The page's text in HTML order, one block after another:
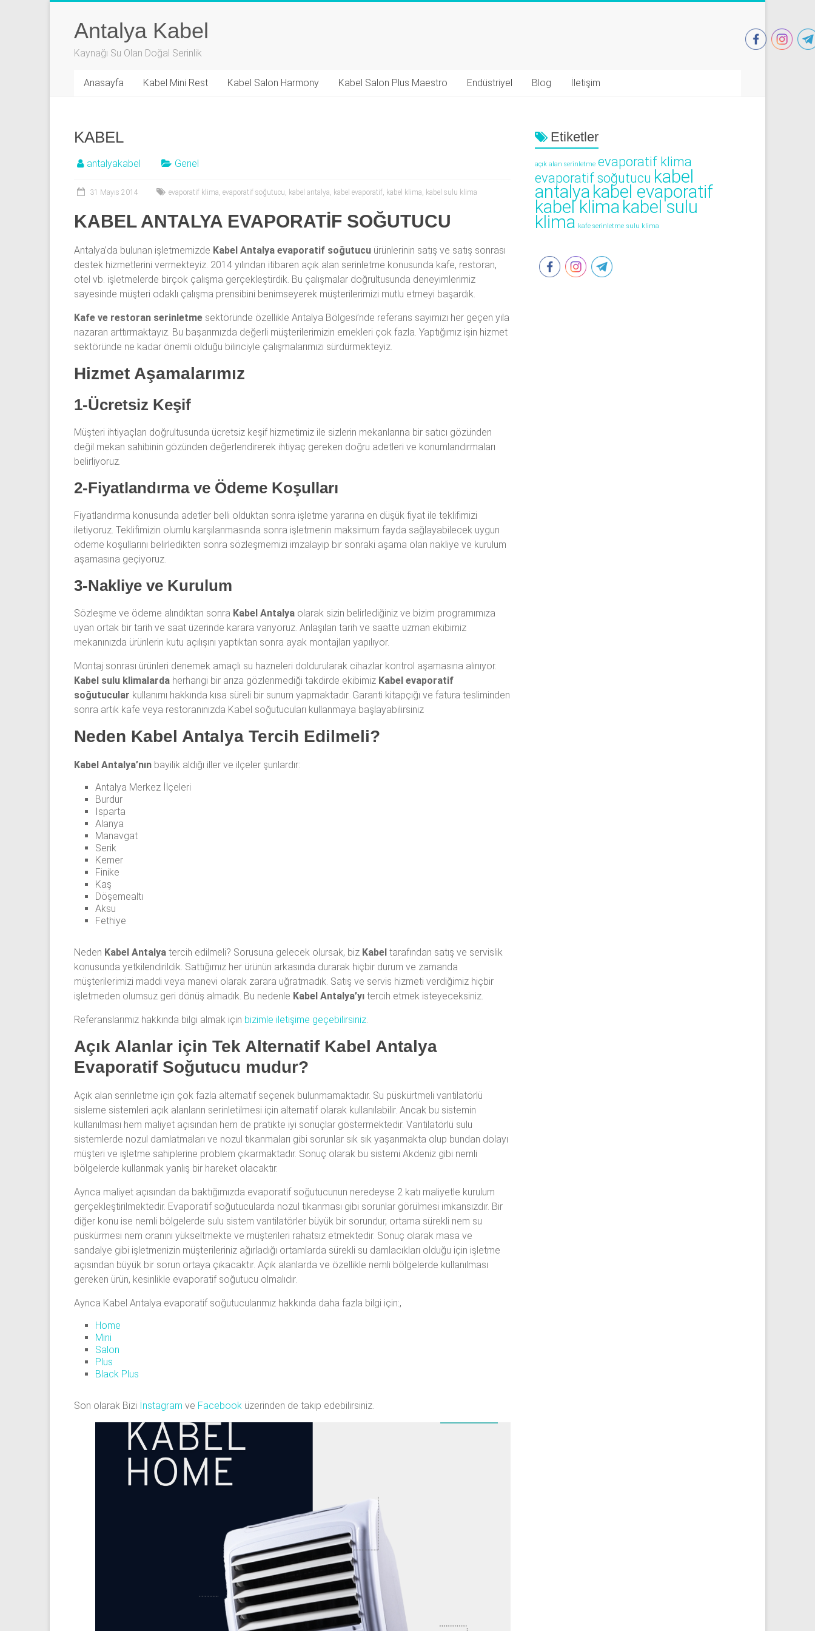
contentAntalya Kabel
Kaynağı Su Olan Doğal Serinlik
Anasayfa Kabel Mini Rest Kabel Salon Harmony Kabel Salon Plus Maestro Endüstriyel Blog İletişim
KABEL
antalyakabel Genel
31 Mayıs 2014 evaporatif klima, evaporatif soğutucu, kabel antalya, kabel evaporatif, kabel klima, kabel sulu klima
KABEL ANTALYA EVAPORATİF SOĞUTUCU
Antalya’da bulunan işletmemizde Kabel Antalya evaporatif soğutucu ürünlerinin satış ve satış sonrası
destek hizmetlerini vermekteyiz. 2014 yılından itibaren açık alan serinletme konusunda kafe, restoran,
otel vb. işletmelerde birçok çalışma gerçekleştirdik. Bu çalışmalar doğrultusunda deneyimlerimiz
sayesinde müşteri odaklı çalışma prensibini benimseyerek müşterilerimizi mutlu etmeyi başardık.
Kafe ve restoran serinletme sektöründe özellikle Antalya Bölgesi’nde referans sayımızı her geçen yıla
nazaran arttırmaktayız. Bu başarımızda değerli müşterilerimizin emekleri çok fazla. Yaptığımız işin hizmet
sektöründe ne kadar önemli olduğu bilinciyle çalışmalarımızı sürdürmekteyiz.
Hizmet Aşamalarımız
1-Ücretsiz Keşif
Müşteri ihtiyaçları doğrultusunda ücretsiz keşif hizmetimiz ile sizlerin mekanlarına bir satıcı gözünden
değil mekan sahibinin gözünden değerlendirerek ihtiyaç gereken doğru adetleri ve konumlandırmaları
belirliyoruz.
2-Fiyatlandırma ve Ödeme Koşulları
Fiyatlandırma konusunda adetler belli olduktan sonra işletme yararına en düşük fiyat ile teklifimizi
iletiyoruz. Teklifimizin olumlu karşılanmasında sonra işletmenin maksimum fayda sağlayabilecek uygun
ödeme koşullarını belirledikten sonra sözleşmemizi imzalayıp bir sonraki aşama olan nakliye ve kurulum
aşamasına geçiyoruz.
3-Nakliye ve Kurulum
Sözleşme ve ödeme alındıktan sonra Kabel Antalya olarak sizin belirlediğiniz ve bizim programımıza
uyan ortak bir tarih ve saat üzerinde karara varıyoruz. Anlaşılan tarih ve saatte uzman ekibimiz
mekanınızda ürünlerin kutu açılışını yaptıktan sonra ayak montajları yapılıyor.
Montaj sonrası ürünleri denemek amaçlı su hazneleri doldurularak cihazlar kontrol aşamasına alınıyor.
Kabel sulu klimalarda herhangi bir arıza gözlenmediği takdirde ekibimiz Kabel evaporatif
soğutucular kullanımı hakkında kısa süreli bir sunum yapmaktadır. Garanti kitapçığı ve fatura tesliminden
sonra artık kafe veya restoranınızda Kabel soğutucuları kullanmaya başlayabilirsiniz
Neden Kabel Antalya Tercih Edilmeli?
Kabel Antalya’nın bayilik aldığı iller ve ilçeler şunlardır:
Antalya Merkez İlçeleri
Burdur
Isparta
Alanya
Manavgat
Serik
Kemer
Finike
Kaş
Döşemealtı
Aksu
Fethiye
Neden Kabel Antalya tercih edilmeli? Sorusuna gelecek olursak, biz Kabel tarafından satış ve servislik
konusunda yetkilendirildik. Sattığımız her ürünün arkasında durarak hiçbir durum ve zamanda
müşterilerimizi maddi veya manevi olarak zarara uğratmadık. Satış ve servis hizmeti verdiğimiz hiçbir
işletmeden olumsuz geri dönüş almadık. Bu nedenle Kabel Antalya’yı tercih etmek isteyeceksiniz.
Referanslarımız hakkında bilgi almak için bizimle iletişime geçebilirsiniz.
Açık Alanlar için Tek Alternatif Kabel Antalya
Evaporatif Soğutucu mudur?
Açık alan serinletme için çok fazla alternatif seçenek bulunmamaktadır. Su püskürtmeli vantilatörlü
sisleme sistemleri açık alanların serinletilmesi için alternatif olarak kullanılabilir. Ancak bu sistemin
kullanılması hem maliyet açısından hem de pratikte iyi sonuçlar göstermektedir. Vantilatörlü sulu
sistemlerde nozul damlatmaları ve nozul tıkanmaları gibi sorunlar sık sık yaşanmakta olup bundan dolayı
müşteri ve işletme sahiplerine problem çıkarmaktadır. Sonuç olarak bu sistemi Akdeniz gibi nemli
bölgelerde kullanmak yanlış bir hareket olacaktır.
Ayrıca maliyet açısından da baktığımızda evaporatif soğutucunun neredeyse 2 katı maliyetle kurulum
gerçekleştirilmektedir. Evaporatif soğutucularda nozul tıkanması gibi sorunlar görülmesi imkansızdır. Bir
diğer konu ise nemli bölgelerde sulu sistem vantilatörler büyük bir sorundur, ortama sürekli nem su
püskürmesi nem oranını yükseltmekte ve müşterileri rahatsız etmektedir. Sonuç olarak masa ve
sandalye gibi işletmenizin müşterileriniz ağırladığı ortamlarda sürekli su damlacıkları olduğu için işletme
açısından büyük bir sorun ortaya çıkacaktır. Açık alanlarda ve özellikle nemli bölgelerde kullanılması
gereken ürün, kesinlikle evaporatif soğutucu olmalıdır.
Ayrıca Kabel Antalya evaporatif soğutucularımız hakkında daha fazla bilgi için:,
Home
Mini
Salon
Plus
Black Plus
Son olarak Bizi İnstagram ve Facebook üzerinden de takip edebilirsiniz.
Etiketler
açık alan serinletme evaporatif klima
evaporatif soğutucu kabel
antalya kabel evaporatif
kabel klima kabel sulu
klima kafe serinletme sulu klima